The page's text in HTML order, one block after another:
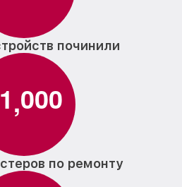
влаги
цифрового
починили
1,000
по ремонту